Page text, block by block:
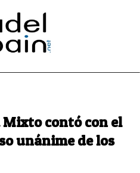
Mixto contó con el
unánime de los